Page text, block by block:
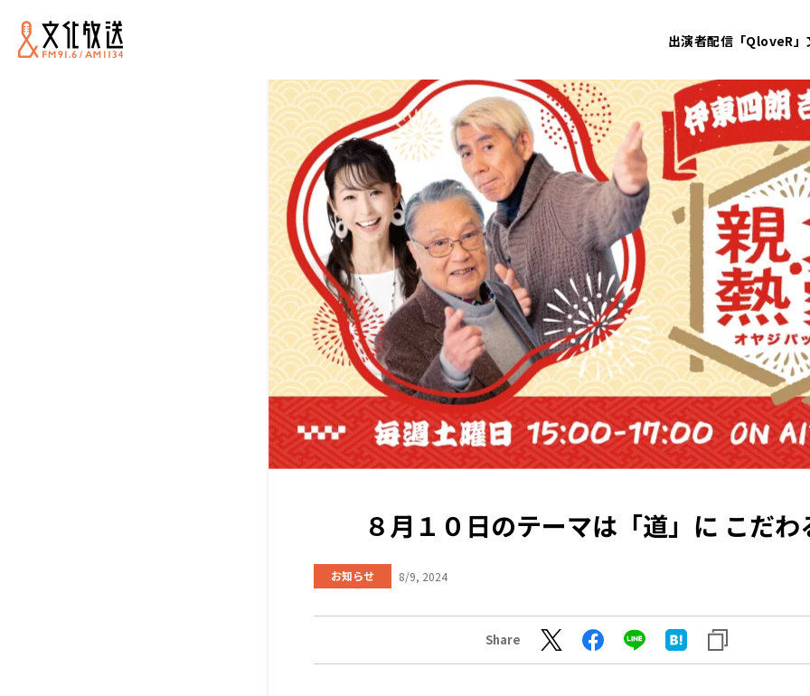
出演者配信「QloveR」
８月１０日のテーマは「道」に こだわ
お知らせ 8/9, 2024
Share